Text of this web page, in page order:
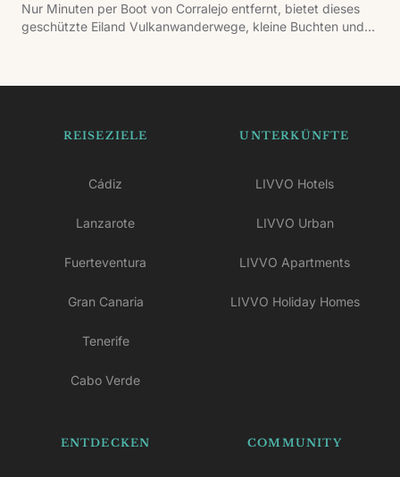
Nur Minuten per Boot von Corralejo entfernt, bietet dieses
geschützte Eiland Vulkanwanderwege, kleine Buchten und
REISEZIELE
Cádiz
Lanzarote
Fuerteventura
Gran Canaria
Tenerife
Cabo Verde
UNTERKÜNFTE
LIVVO Hotels
LIVVO Urban
LIVVO Apartments
LIVVO Holiday Homes
ENTDECKEN COMMUNITY